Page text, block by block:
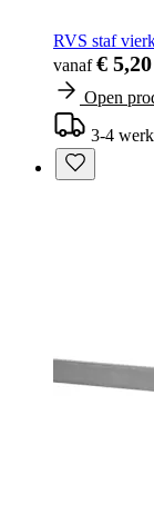
RVS staf
vanaf€ 5,20
Open
3-4